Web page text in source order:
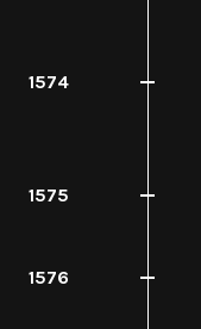
1574
1575
1576